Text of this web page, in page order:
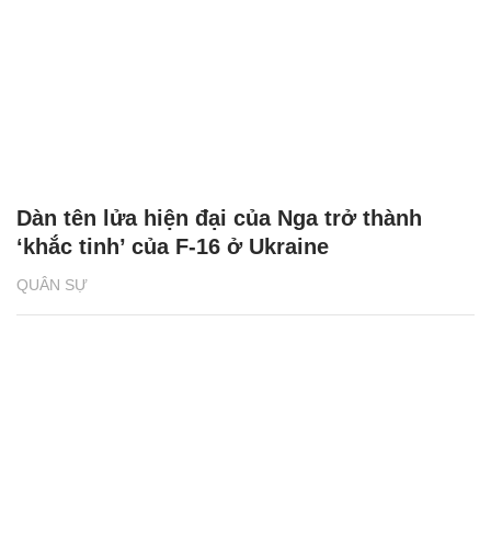
QUÂN SỰ
Dàn tên lửa hiện đại của Nga trở thành
‘khắc tinh’ của F-16 ở Ukraine